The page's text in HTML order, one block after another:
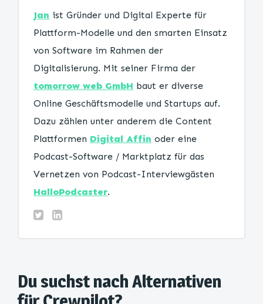
Jan ist Gründer und Digital Experte für
Plattform-Modelle und den smarten Einsatz
von Software im Rahmen der
Digitalisierung. Mit seiner Firma der
tomorrow web GmbH baut er diverse
Online Geschäftsmodelle und Startups auf.
Dazu zählen unter anderem die Content
Plattformen Digital Affin oder eine
Podcast-Software / Marktplatz für das
Vernetzen von Podcast-Interviewgästen
HalloPodcaster.
Du suchst nach Alternativen